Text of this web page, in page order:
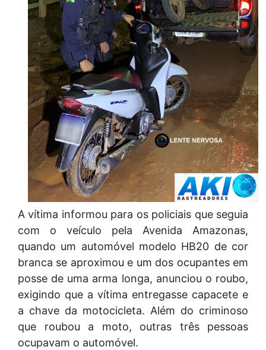
A vítima informou para os policiais que seguia
com o veículo pela Avenida Amazonas,
quando um automóvel modelo HB20 de cor
branca se aproximou e um dos ocupantes em
posse de uma arma longa, anunciou o roubo,
exigindo que a vítima entregasse capacete e
a chave da motocicleta. Além do criminoso
que roubou a moto, outras três pessoas
ocupavam o automóvel.